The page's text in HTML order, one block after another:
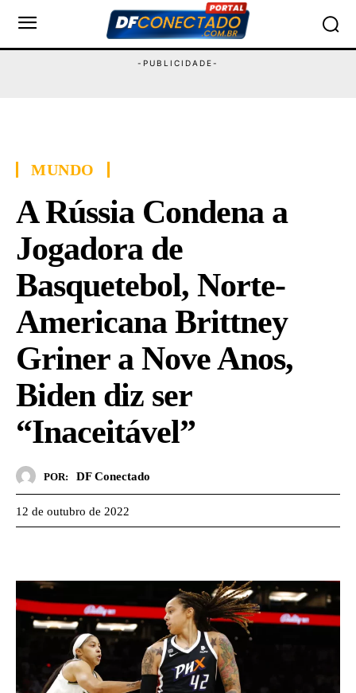
MUNDO
A Rússia Condena a
Jogadora de
Basquetebol, Norte-
Americana Brittney
Griner a Nove Anos,
Biden diz ser
“Inaceitável”
POR: DF Conectado
12 de outubro de 2022